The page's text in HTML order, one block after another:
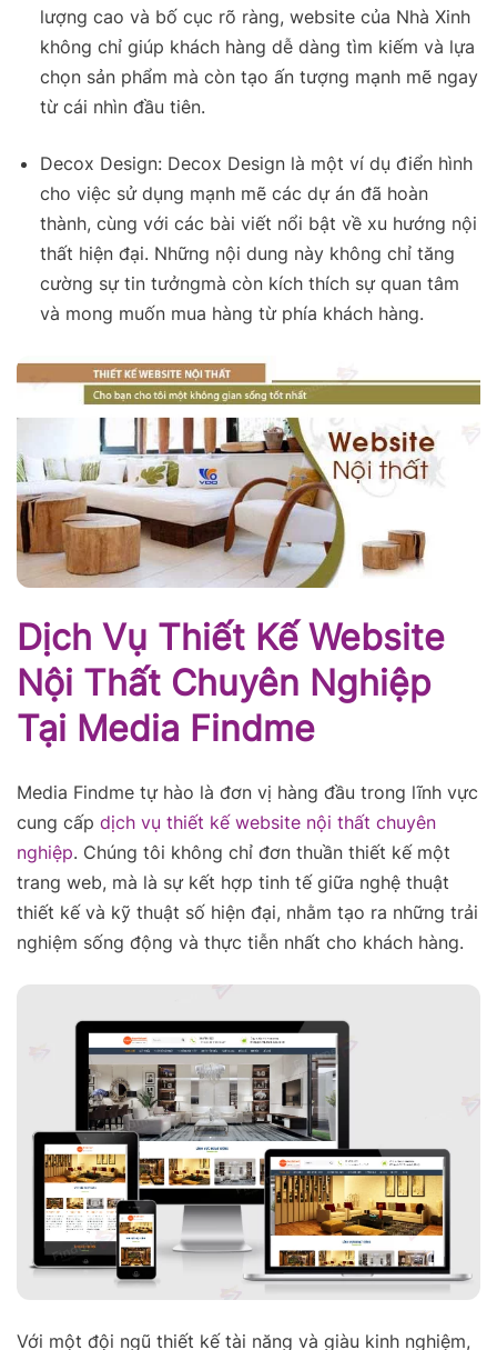
lượng cao và bố cục rõ ràng, website của Nhà Xinh
không chỉ giúp khách hàng dễ dàng tìm kiếm và lựa
chọn sản phẩm mà còn tạo ấn tượng mạnh mẽ ngay
từ cái nhìn đầu tiên.
Decox Design: Decox Design là một ví dụ điển hình
cho việc sử dụng mạnh mẽ các dự án đã hoàn
thành, cùng với các bài viết nổi bật về xu hướng nội
thất hiện đại. Những nội dung này không chỉ tăng
cường sự tin tưởngmà còn kích thích sự quan tâm
và mong muốn mua hàng từ phía khách hàng.
Dịch Vụ Thiết Kế Website
Nội Thất Chuyên Nghiệp
Tại Media Findme
Media Findme tự hào là đơn vị hàng đầu trong lĩnh vực
cung cấp dịch vụ thiết kế website nội thất chuyên
nghiệp. Chúng tôi không chỉ đơn thuần thiết kế một
trang web, mà là sự kết hợp tinh tế giữa nghệ thuật
thiết kế và kỹ thuật số hiện đại, nhằm tạo ra những trải
nghiệm sống động và thực tiễn nhất cho khách hàng.
Với một đội ngũ thiết kế tài năng và giàu kinh nghiệm,